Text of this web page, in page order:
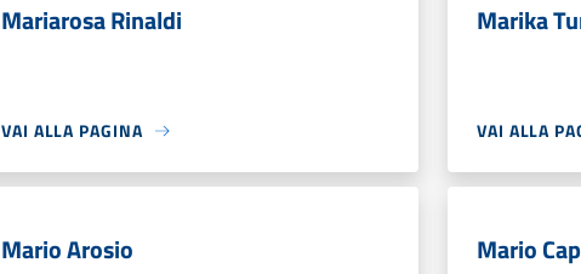
Mariarosa Rinaldi
VAI ALLA PAGINA
Marika
VAI ALLA
Mario Arosio Mario